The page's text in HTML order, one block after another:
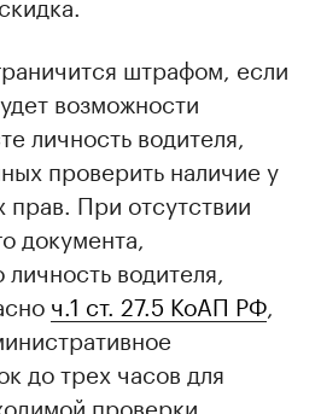
штрафом, если
возможности
личность водителя,
проверить наличие у
При отсутствии
документа,
водителя,
ч.1 ст. 27.5 КоАП РФ,
до трех часов для
проверки.